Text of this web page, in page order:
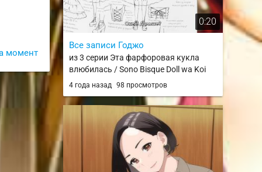
момент
0:20
Все записи Годжо
из 3 серии Эта фарфоровая кукла
влюбилась / Sono Bisque Doll wa Koi
wo Suru
4 года назад 98 просмотров